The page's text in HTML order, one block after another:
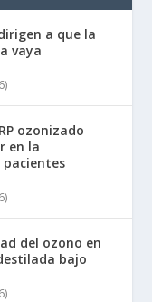
a que la
vaya
ozonizado
en la
del ozono en
bajo